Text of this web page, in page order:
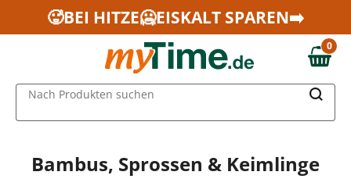
Zum Hauptinhalt springen
Zur Navigation springen
Zur Suche springen
🥵BEI HITZE🥶EISKALT SPAREN➡️
0,00 €
0
Nach Produkten suchen
Bambus, Sprossen & Keimlinge